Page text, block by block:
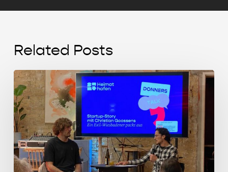
Related Posts
Start-
up
Story
mit
Christian
Goossens
(MIKUTA)